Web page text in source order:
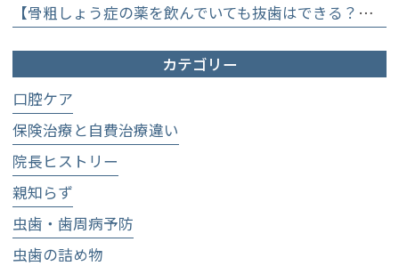
【骨粗しょう症の薬を飲んでいても抜歯はできる？】顎骨壊死を防ぐために大切な口腔管理について
カテゴリー
口腔ケア
保険治療と自費治療違い
院長ヒストリー
親知らず
虫歯・歯周病予防
虫歯の詰め物